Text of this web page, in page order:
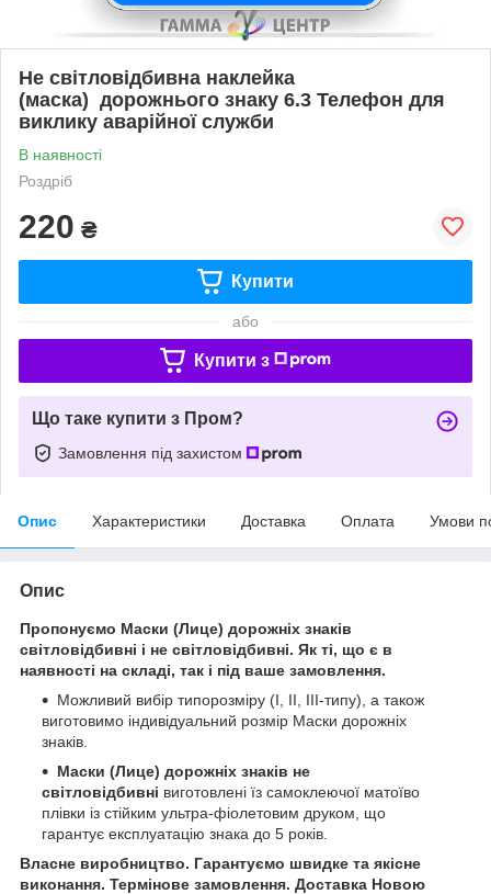
Не світловідбивна наклейка
(маска) дорожнього знаку 6.3 Телефон для
виклику аварійної служби
В наявності
Роздріб
220 ₴
Купити
або
Купити з
Що таке купити з Пром?
Замовлення під захистом
Опис Характеристики Доставка Оплата Умови
Опис
Пропонуємо Маски (Лице) дорожніх знаків
світловідбивні і не світловідбивні. Як ті, що є в
наявності на складі, так і під ваше замовлення.
Можливий вибір типорозміру (І, ІІ, ІІІ-типу), а також
виготовимо індивідуальний розмір Маски дорожніх
знаків.
Маски (Лице) дорожніх знаків не
світловідбивні виготовлені їз самоклеючої матоїво
плівки із стійким ультра-фіолетовим друком, що
гарантує експлуатацію знака до 5 років.
Власне виробництво. Гарантуємо швидке та якісне
виконання. Термінове замовлення. Доставка Новою